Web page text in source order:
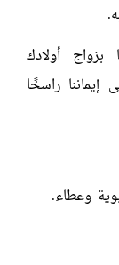
بزواج أولادك
إيماننا راسخًا
وعطاء.